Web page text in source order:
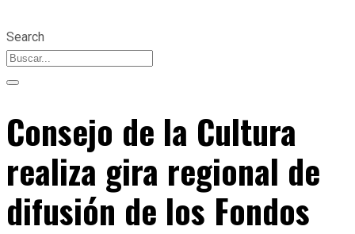
Search
Consejo de la Cultura
realiza gira regional de
difusión de los Fondos